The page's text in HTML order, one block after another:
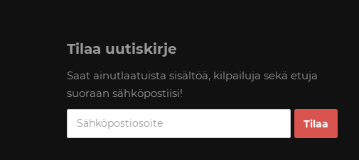
Tilaa uutiskirje
Saat ainutlaatuista sisältöä, kilpailuja sekä etuja
suoraan sähköpostiisi!